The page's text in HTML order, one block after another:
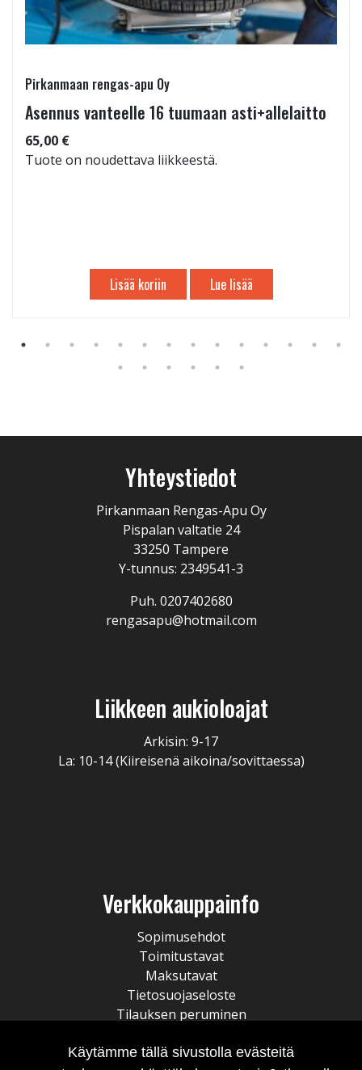
Pirkanmaan rengas-apu Oy
Asennus vanteelle 16 tuumaan asti+allelaitto
65,00 €
Tuote on noudettava liikkeestä.
Lisää koriin Lue lisää
Yhteystiedot
Pirkanmaan Rengas-Apu Oy
Pispalan valtatie 24
33250 Tampere
Y-tunnus: 2349541-3
Puh. 0207402680
rengasapu@hotmail.com
Liikkeen aukioloajat
Arkisin: 9-17
La: 10-14 (Kiireisenä aikoina/sovittaessa)
Verkkokauppainfo
Sopimusehdot
Toimitustavat
Maksutavat
Tietosuojaseloste
Tilauksen peruminen
Käytämme tällä sivustolla evästeitä